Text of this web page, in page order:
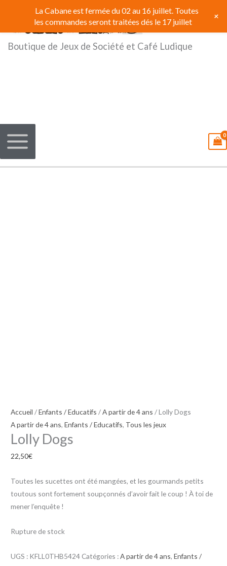
contenu
Boutique de Jeux de Société et Café Ludique
Accueil /Enfants / Educatifs /A partir de 4 ans / Lolly Dogs
A partir de 4 ans,Enfants / Educatifs, Tous les jeux
Lolly Dogs
22,50€
Toutes les sucettes ont été mangées, et les gourmands petits
toutous sont fortement soupçonnés d’avoir fait le coup ! À toi de
mener l’enquête !
Rupture de stock
UGS : KFLL0THB5424 Catégories :A partir de 4 ans,Enfants /
La Cabane est fermée du 02 au 16 juillet. Toutes
les commandes seront traitées dés le 17 juillet
+